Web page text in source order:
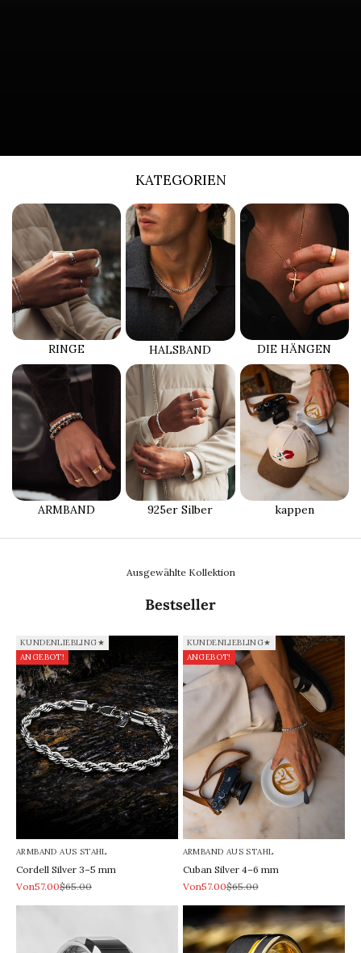
KATEGORIEN
RINGE HALSBAND DIE HÄNGEN
ARMBAND 925er Silber kappen
Ausgewählte Kollektion
Bestseller
KUNDENLIEBLING★
ANGEBOT!
ARMBAND AUS STAHL
Cordell Silver 3–5 mm
REA-pris
Von57.00Pris
$65.00
KUNDENLIEBLING★
ANGEBOT!
ARMBAND AUS STAHL
Cuban Silver 4–6 mm
REA-pris
Von57.00Pris
$65.00